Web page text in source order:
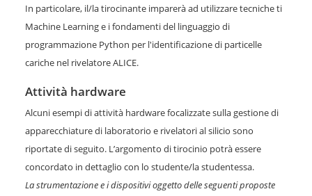
In particolare, il/la tirocinante imparerà ad utilizzare tecniche ti
Machine Learning e i fondamenti del linguaggio di
programmazione Python per l'identificazione di particelle
cariche nel rivelatore ALICE.
Attività hardware
Alcuni esempi di attività hardware focalizzate sulla gestione di
apparecchiature di laboratorio e rivelatori al silicio sono
riportate di seguito. L’argomento di tirocinio potrà essere
concordato in dettaglio con lo studente/la studentessa.
La strumentazione e i dispositivi oggetto delle seguenti proposte